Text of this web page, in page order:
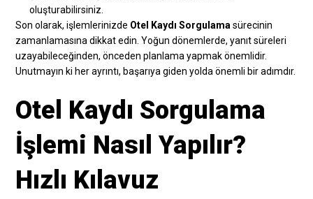
oluşturabilirsiniz.
Son olarak, işlemlerinizde Otel Kaydı Sorgulama sürecinin
zamanlamasına dikkat edin. Yoğun dönemlerde, yanıt süreleri
uzayabileceğinden, önceden planlama yapmak önemlidir.
Unutmayın ki her ayrıntı, başarıya giden yolda önemli bir adımdır.
Otel Kaydı Sorgulama
İşlemi Nasıl Yapılır?
Hızlı Kılavuz